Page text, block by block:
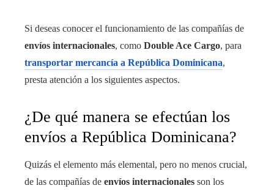
Si deseas conocer el funcionamiento de las compañías de
envíos internacionales, como Double Ace Cargo, para
transportar mercancía a República Dominicana,
presta atención a los siguientes aspectos.
¿De qué manera se efectúan los
envíos a República Dominicana?
Quizás el elemento más elemental, pero no menos crucial,
de las compañías de envíos internacionales son los